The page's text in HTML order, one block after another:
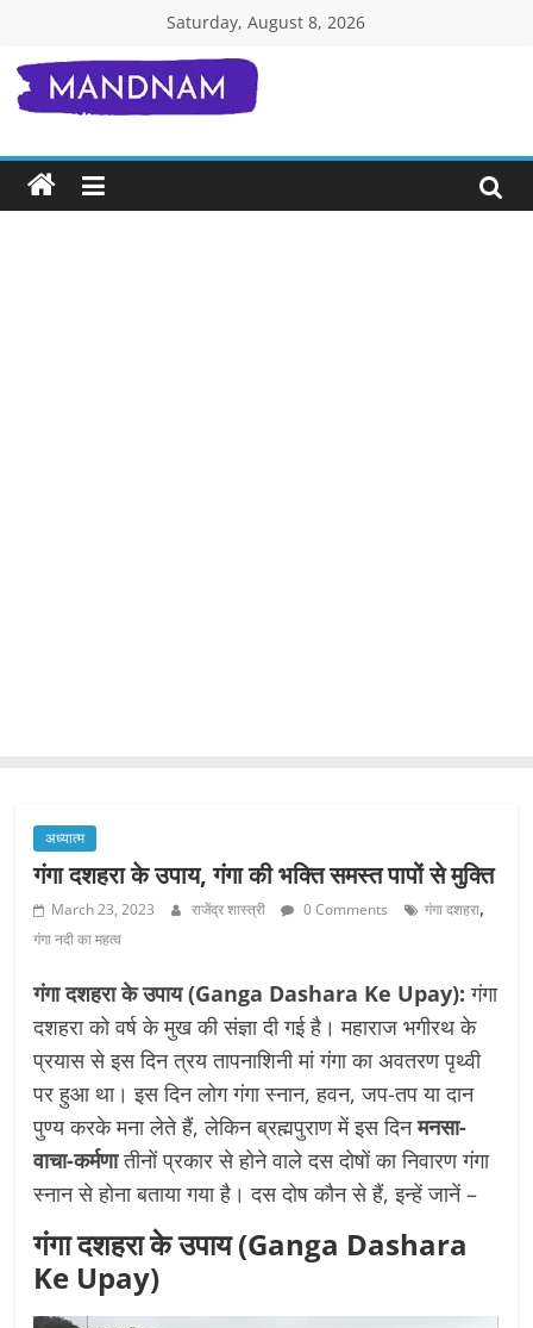
content
Saturday, August 8, 2026
Mandnam.com
जाने
एक-
अध्यात्म
गंगा दशहरा के उपाय, गंगा की भक्ति समस्त पापों से मुक्ति
March 23, 2023 राजेंद्र शास्त्री 0 Comments गंगा दशहरा,
गंगा नदी का महत्व
गंगा दशहरा के उपाय (Ganga Dashara Ke Upay):गंगा
दशहरा को वर्ष के मुख की संज्ञा दी गई है। महाराज भगीरथ के
प्रयास से इस दिन त्रय तापनाशिनी मां गंगा का अवतरण पृथ्वी
पर हुआ था। इस दिन लोग गंगा स्नान, हवन, जप-तप या दान
पुण्य करके मना लेते हैं, लेकिन ब्रह्मपुराण में इस दिनमनसा-
वाचा-कर्मणातीनों प्रकार से होने वाले दस दोषों का निवारण गंगा
स्नान से होना बताया गया है। दस दोष कौन से हैं, इन्हें जानें –
गंगा दशहरा के उपाय (Ganga Dashara
Ke Upay)